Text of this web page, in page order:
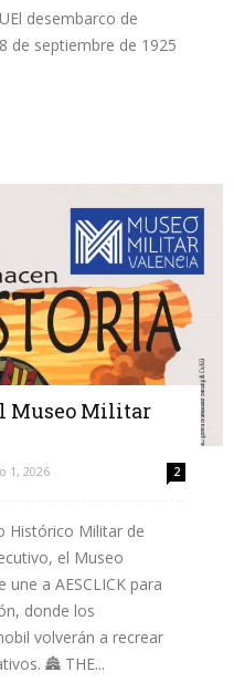
desembarco de
de septiembre de 1925
Museo Militar
1, 2026 2
Histórico Militar de
el Museo
a AESCLICK para
donde los
volverán a recrear
🏯 THE...